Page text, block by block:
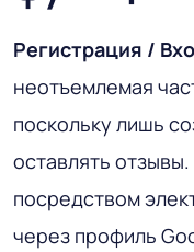
Регистрация /
неотъемлемая
поскольку лишь
оставлять
посредством
через профиль